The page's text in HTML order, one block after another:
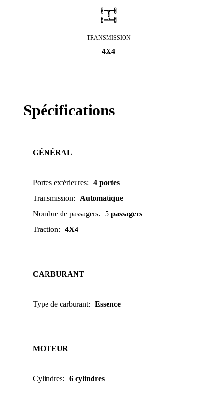
TRANSMISSION
4X4
Spécifications
GÉNÉRAL
Portes extérieures:
4 portes
Transmission:
Automatique
Nombre de passagers:
5 passagers
Traction: 4X4
CARBURANT
Type de carburant: Essence
MOTEUR
Cylindres: 6 cylindres